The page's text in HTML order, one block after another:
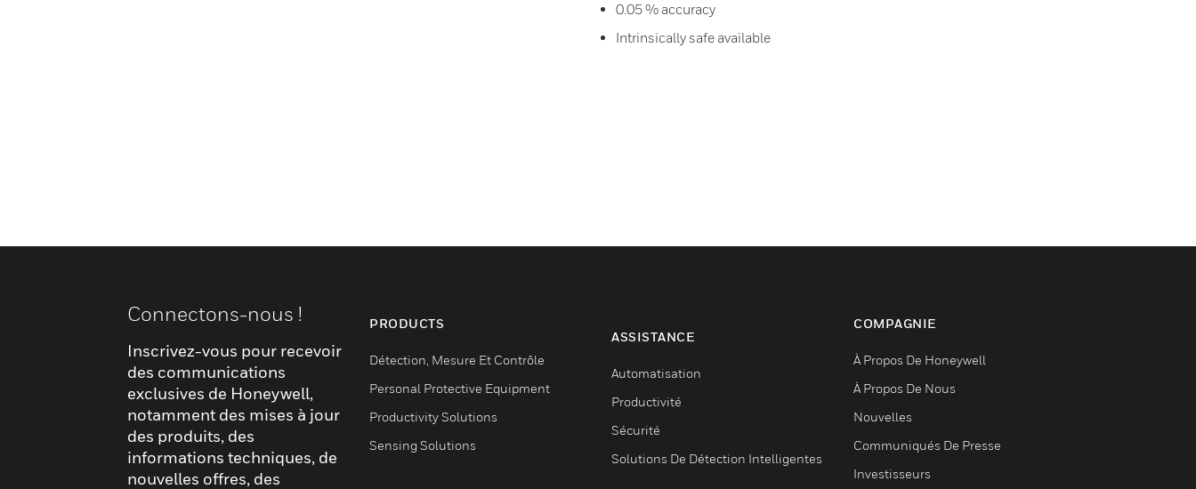
0.05 % accuracy
Intrinsically safe available
Connectons-nous !
Inscrivez-vous pour recevoir
des communications
exclusives de Honeywell,
notamment des mises à jour
des produits, des
informations techniques, de
nouvelles offres, des
PRODUCTS
Détection, Mesure Et Contrôle
Personal Protective Equipment
Productivity Solutions
Sensing Solutions
ASSISTANCE
Automatisation
Productivité
Sécurité
Solutions De Détection Intelligentes
COMPAGNIE
À Propos De Honeywell
À Propos De Nous
Nouvelles
Communiqués De Presse
Investisseurs